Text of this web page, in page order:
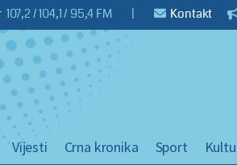
107,2 / 104,1 / 95,4 FM | Kontakt
Vijesti Crna kronika Sport